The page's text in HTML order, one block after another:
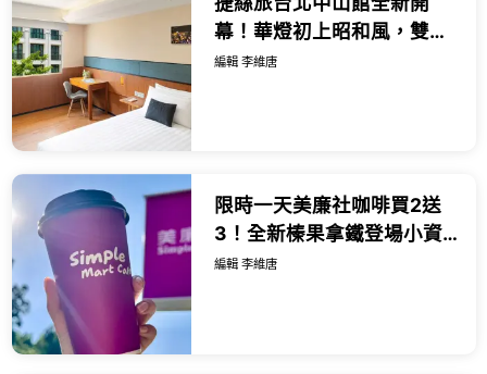
幕！華燈初上昭和風，雙人
千元起爽喝紅白酒與獨旅微
編輯 李維唐
限時一天美廉社咖啡買2送
3！全新榛果拿鐵登場小資
族必讀省錢攻略。
編輯 李維唐